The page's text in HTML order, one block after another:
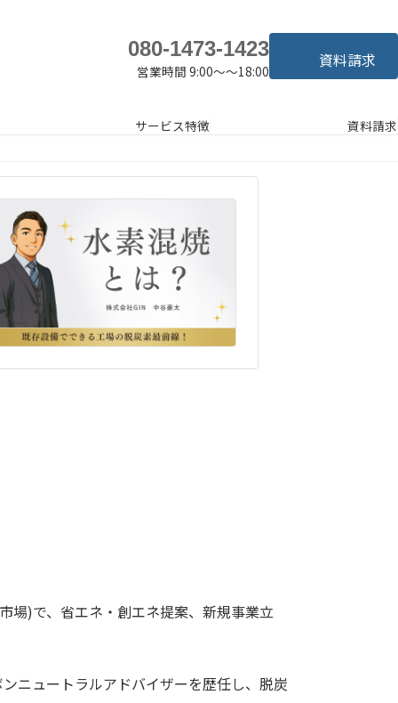
080-1473-1423
営業時間 9:00～～18:00
資料請求
サービス特徴 資料請求
)で、省エネ・創エネ提案、新規事業立
ニュートラルアドバイザーを歴任し、脱炭